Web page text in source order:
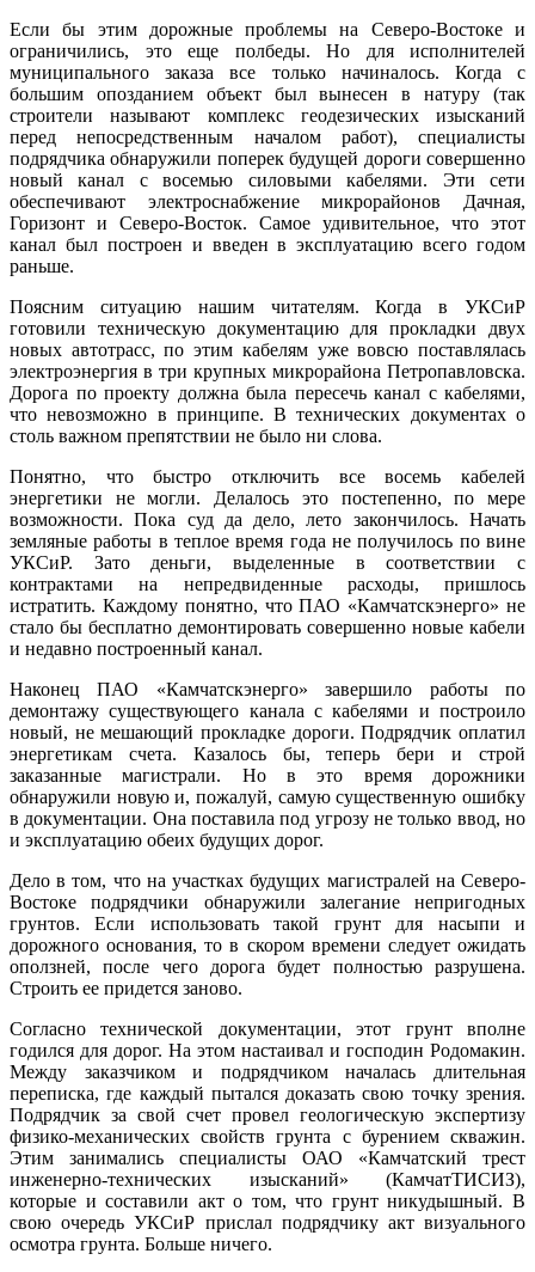
Если бы этим дорожные проблемы на Северо-Востоке и
ограничились, это еще полбеды. Но для исполнителей
муниципального заказа все только начиналось. Когда с
большим опозданием объект был вынесен в натуру (так
строители называют комплекс геодезических изысканий
перед непосредственным началом работ), специалисты
подрядчика обнаружили поперек будущей дороги совершенно
новый канал с восемью силовыми кабелями. Эти сети
обеспечивают электроснабжение микрорайонов Дачная,
Горизонт и Северо-Восток. Самое удивительное, что этот
канал был построен и введен в эксплуатацию всего годом
раньше.
Поясним ситуацию нашим читателям. Когда в УКСиР
готовили техническую документацию для прокладки двух
новых автотрасс, по этим кабелям уже вовсю поставлялась
электроэнергия в три крупных микрорайона Петропавловска.
Дорога по проекту должна была пересечь канал с кабелями,
что невозможно в принципе. В технических документах о
столь важном препятствии не было ни слова.
Понятно, что быстро отключить все восемь кабелей
энергетики не могли. Делалось это постепенно, по мере
возможности. Пока суд да дело, лето закончилось. Начать
земляные работы в теплое время года не получилось по вине
УКСиР. Зато деньги, выделенные в соответствии с
контрактами на непредвиденные расходы, пришлось
истратить. Каждому понятно, что ПАО «Камчатскэнерго» не
стало бы бесплатно демонтировать совершенно новые кабели
и недавно построенный канал.
Наконец ПАО «Камчатскэнерго» завершило работы по
демонтажу существующего канала с кабелями и построило
новый, не мешающий прокладке дороги. Подрядчик оплатил
энергетикам счета. Казалось бы, теперь бери и строй
заказанные магистрали. Но в это время дорожники
обнаружили новую и, пожалуй, самую существенную ошибку
в документации. Она поставила под угрозу не только ввод, но
и эксплуатацию обеих будущих дорог.
Дело в том, что на участках будущих магистралей на Северо-
Востоке подрядчики обнаружили залегание непригодных
грунтов. Если использовать такой грунт для насыпи и
дорожного основания, то в скором времени следует ожидать
оползней, после чего дорога будет полностью разрушена.
Строить ее придется заново.
Согласно технической документации, этот грунт вполне
годился для дорог. На этом настаивал и господин Родомакин.
Между заказчиком и подрядчиком началась длительная
переписка, где каждый пытался доказать свою точку зрения.
Подрядчик за свой счет провел геологическую экспертизу
физико-механических свойств грунта с бурением скважин.
Этим занимались специалисты ОАО «Камчатский трест
инженерно-технических изысканий» (КамчатТИСИЗ),
которые и составили акт о том, что грунт никудышный. В
свою очередь УКСиР прислал подрядчику акт визуального
осмотра грунта. Больше ничего.